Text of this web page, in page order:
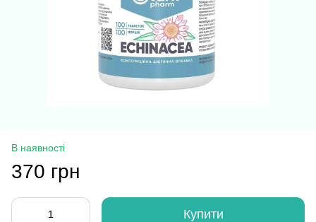
В наявності
370 грн
Купити